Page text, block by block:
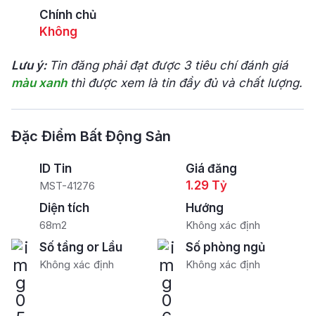
Chính chủ
Không
Lưu ý: Tin đăng phải đạt được 3 tiêu chí đánh giá
màu xanhthì được xem là tin đầy đủ và chất lượng.
Đặc Điểm Bất Động Sản
ID Tin
MST-41276
Giá đăng
1.29 Tỷ
Diện tích
68m2
Hướng
Không xác định
Số tầng or Lầu
Không xác định
Số phòng ngủ
Không xác định